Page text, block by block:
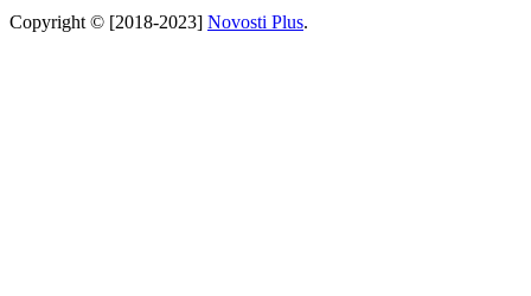
Copyright © [2018-2023] Novosti Plus.